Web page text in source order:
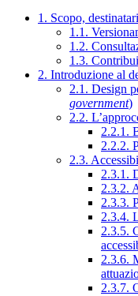
1. Scopo,
1.1.
1.2.
1.3.
2. Introduzione al
2.1. Design
government)
2.2.
2.2.1.
2.2.2.
2.3.
2.3.1.
2.3.2.
2.3.3.
2.3.4.
2.3.5.
2.3.6.
2.3.7.